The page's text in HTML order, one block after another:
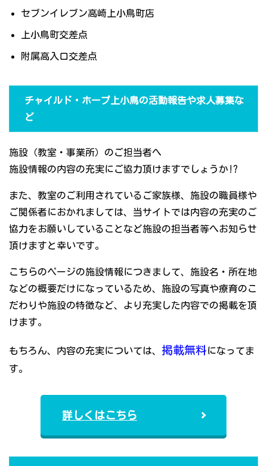
セブンイレブン高崎上小鳥町店
上小鳥町交差点
附属高入口交差点
チャイルド・ホープ上小鳥の活動報告や求人募集な
ど
施設（教室・事業所）のご担当者へ
施設情報の内容の充実にご協力頂けますでしょうか!?
また、教室のご利用されているご家族様、施設の職員様や
ご関係者におかれましては、当サイトでは内容の充実のご
協力をお願いしていることなど施設の担当者等へお知らせ
頂けますと幸いです。
こちらのページの施設情報につきまして、施設名・所在地
などの概要だけになっているため、施設の写真や療育のこ
だわりや施設の特徴など、より充実した内容での掲載を頂
けます。
もちろん、内容の充実については、 掲載無料になってま
す。
詳しくはこちら